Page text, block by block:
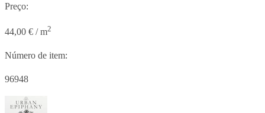
Preço:
44,00 € / m2
Número de item:
96948